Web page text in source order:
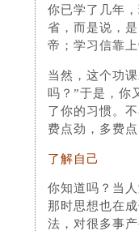
你已学了几年
省，而是说，
帝；学习信靠
当然，这个功
吗？”于是，你
了你的习惯。
费点劲，多费
了解自己
你知道吗？当
那时思想也在
法，对很多事